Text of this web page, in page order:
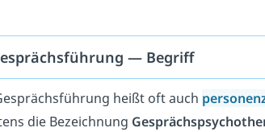
— Begriff
heißt oft auch
die Bezeichnung